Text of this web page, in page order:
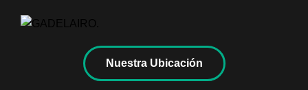
Nuestra Ubicación